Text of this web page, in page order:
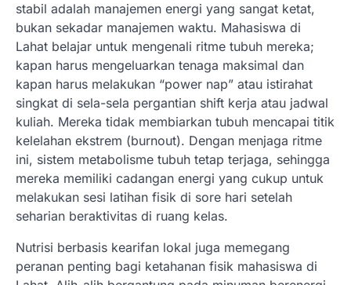
stabil adalah manajemen energi yang sangat ketat,
bukan sekadar manajemen waktu. Mahasiswa di
Lahat belajar untuk mengenali ritme tubuh mereka;
kapan harus mengeluarkan tenaga maksimal dan
kapan harus melakukan “power nap” atau istirahat
singkat di sela-sela pergantian shift kerja atau jadwal
kuliah. Mereka tidak membiarkan tubuh mencapai titik
kelelahan ekstrem (burnout). Dengan menjaga ritme
ini, sistem metabolisme tubuh tetap terjaga, sehingga
mereka memiliki cadangan energi yang cukup untuk
melakukan sesi latihan fisik di sore hari setelah
seharian beraktivitas di ruang kelas.
Nutrisi berbasis kearifan lokal juga memegang
peranan penting bagi ketahanan fisik mahasiswa di